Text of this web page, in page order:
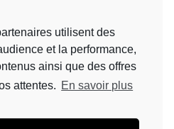
utilisent des
et la performance,
ainsi que des offres
attentes. En savoir plus